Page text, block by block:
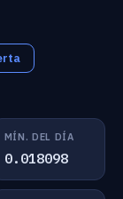
MÍN. DEL DÍA
0.018098